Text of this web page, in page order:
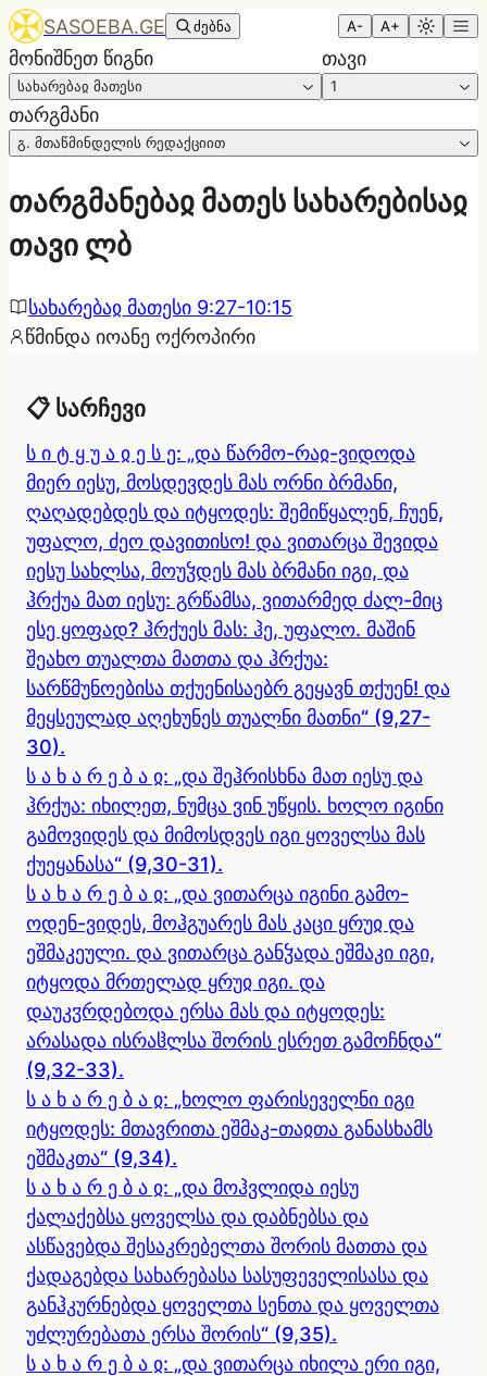
SASOEBA.GE ძებნა A- A+
მონიშნეთ წიგნი
სახარებაჲ მათესი
თავი
1
თარგმანი
გ. მთაწმინდელის რედაქციით
თარგმანებაჲ მათეს სახარებისაჲ
თავი ლბ
სახარებაჲ მათესი 9:27-10:15
წმინდა იოანე ოქროპირი
📋 სარჩევი
ს ი ტ ყ უ ა ჲ ე ს ე: „და წარმო-რაჲ-ვიდოდა
მიერ იესუ, მოსდევდეს მას ორნი ბრმანი,
ღაღადებდეს და იტყოდეს: შემიწყალენ, ჩუენ,
უფალო, ძეო დავითისო! და ვითარცა შევიდა
იესუ სახლსა, მოუჴდეს მას ბრმანი იგი, და
ჰრქუა მათ იესუ: გრწამსა, ვითარმედ ძალ-მიც
ესე ყოფად? ჰრქუეს მას: ჰე, უფალო. მაშინ
შეახო თუალთა მათთა და ჰრქუა:
სარწმუნოებისა თქუენისაებრ გეყავნ თქუენ! და
მეყსეულად აღეხუნეს თუალნი მათნი“ (9,27-
30).
ს ა ხ ა რ ე ბ ა ჲ: „და შეჰრისხნა მათ იესუ და
ჰრქუა: იხილეთ, ნუმცა ვინ უწყის. ხოლო იგინი
გამოვიდეს და მიმოსდვეს იგი ყოველსა მას
ქუეყანასა“ (9,30-31).
ს ა ხ ა რ ე ბ ა ჲ: „და ვითარცა იგინი გამო-
ოდენ-ვიდეს, მოჰგუარეს მას კაცი ყრუჲ და
ეშმაკეული. და ვითარცა განჴადა ეშმაკი იგი,
იტყოდა მრთელად ყრუჲ იგი. და
დაუკჳრდებოდა ერსა მას და იტყოდეს:
არასადა ისრაჱლსა შორის ესრეთ გამოჩნდა“
(9,32-33).
ს ა ხ ა რ ე ბ ა ჲ: „ხოლო ფარისეველნი იგი
იტყოდეს: მთავრითა ეშმაკ-თაჲთა განასხამს
ეშმაკთა“ (9,34).
ს ა ხ ა რ ე ბ ა ჲ: „და მოჰვლიდა იესუ
ქალაქებსა ყოველსა და დაბნებსა და
ასწავებდა შესაკრებელთა შორის მათთა და
ქადაგებდა სახარებასა სასუფეველისასა და
განჰკურნებდა ყოველთა სენთა და ყოველთა
უძლურებათა ერსა შორის“ (9,35).
ს ა ხ ა რ ე ბ ა ჲ: „და ვითარცა იხილა ერი იგი,